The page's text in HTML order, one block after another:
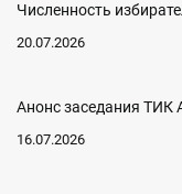
Численность
20.07.2026
Анонс заседания ТИК
16.07.2026